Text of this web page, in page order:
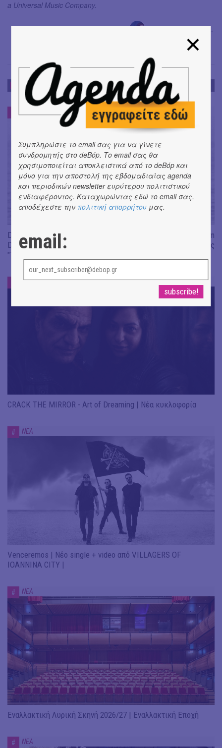
a Universal Music Company.
ΝΕΑ
Don't Let Me Be Misunderstood | Alexandros Livitsanos, Willem
Dafoe, Czech Studio Orchestra | Από το soundtrack της ταινίας
"The Birthday Party"
ΝΕΑ
CRACK THE MIRROR - Art of Dreaming | Νέα κυκλοφορία
# ΝΕΑ
Venceremos | Νέο single + video από VILLAGERS OF
IOANNINA CITY |
# ΝΕΑ
Εναλλακτική Λυρική Σκηνή 2026/27 | Εναλλακτική Εποχή
# ΝΕΑ
Συμπληρώστε το email σας για να γίνετε
συνδρομητής στο deBόp. Το email σας θα
χρησιμοποιείται αποκλειστικά από το deBόp και
μόνο για την αποστολή της εβδομαδιαίας agenda
και περιοδικών newsletter ευρύτερου πολιτιστικού
ενδιαφέροντος. Καταχωρώντας εδώ το email σας,
αποδέχεστε την πολιτική απορρήτου μας.
email: